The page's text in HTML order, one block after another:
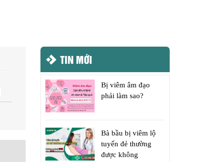
TIN MỚI
Bị viêm âm đạo
phải làm sao?
Bà bầu bị viêm lộ
tuyến đẻ thường
được không